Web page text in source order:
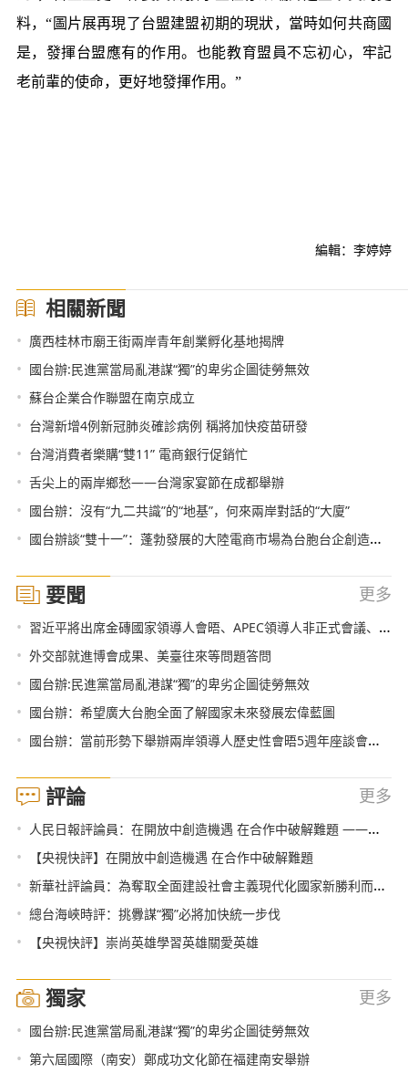
料，“圖片展再現了台盟建盟初期的現狀，當時如何共商國
是，發揮台盟應有的作用。也能教育盟員不忘初心，牢記
老前輩的使命，更好地發揮作用。”
編輯：李婷婷
相關新聞
• 廣西桂林市廟王街兩岸青年創業孵化基地揭牌
• 國台辦:民進黨當局亂港謀“獨”的卑劣企圖徒勞無效
• 蘇台企業合作聯盟在南京成立
• 台灣新增4例新冠肺炎確診病例 稱將加快疫苗研發
• 台灣消費者樂購“雙11” 電商銀行促銷忙
• 舌尖上的兩岸鄉愁——台灣家宴節在成都舉辦
• 國台辦：沒有“九二共識”的“地基”，何來兩岸對話的“大廈”
• 國台辦談“雙十一”：蓬勃發展的大陸電商市場為台胞台企創造巨大商機
要聞 更多
• 習近平將出席金磚國家領導人會晤、APEC領導人非正式會議、G20峰會
• 外交部就進博會成果、美臺往來等問題答問
• 國台辦:民進黨當局亂港謀“獨”的卑劣企圖徒勞無效
• 國台辦：希望廣大台胞全面了解國家未來發展宏偉藍圖
• 國台辦：當前形勢下舉辦兩岸領導人歷史性會晤5週年座談會意義重要
評論 更多
• 人民日報評論員：在開放中創造機遇 在合作中破解難題 ——論習近平主席在第三屆中國國際進口博覽會開幕式上主旨演講
• 【央視快評】在開放中創造機遇 在合作中破解難題
• 新華社評論員：為奪取全面建設社會主義現代化國家新勝利而奮鬥——學習貫徹黨的十九屆五中全會精神
• 總台海峽時評：挑釁謀“獨”必將加快統一步伐
• 【央視快評】崇尚英雄學習英雄關愛英雄
獨家 更多
• 國台辦:民進黨當局亂港謀“獨”的卑劣企圖徒勞無效
• 第六屆國際（南安）鄭成功文化節在福建南安舉辦